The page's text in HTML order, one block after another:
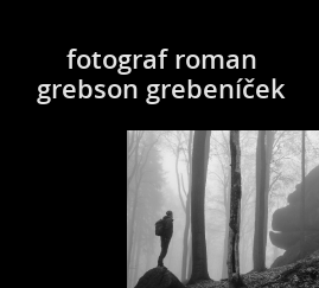
fotograf roman
grebson grebeníček